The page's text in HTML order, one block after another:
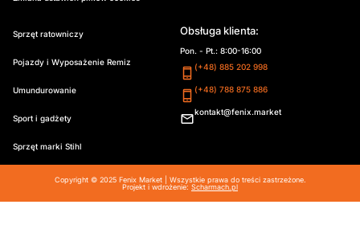
Sprzęt ratowniczy
Pojazdy i Wyposażenie Remiz
Umundurowanie
Sport i gadżety
Sprzęt marki Stihl
Obsługa klienta:
Pon. - Pt.: 8:00-16:00
(+48) 885 202 998
(+48) 788 875 886
kontakt@fenix.market
Copyright © 2025 Fenix Market | Wszystkie prawa do treści zastrzeżone.
Projekt i wdrożenie: Scharmach.pl